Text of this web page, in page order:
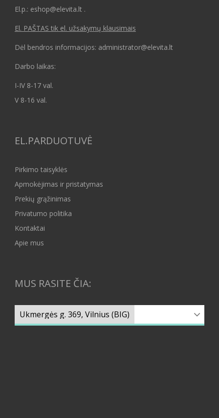
El.p.: eshop@elevita.lt .
El. PAŠTAS tik el. užsakymų klausimais
Dėl bendros informacijos: administrator@elevita.lt
Darbo laikas:
I-IV 8-17 val.
V 8-16 val.
EL.PARDUOTUVĖ
Pirkimo taisyklės
Apmokėjimas ir pristatymas
Prekių grąžinimas
Privatumo politika
Kontaktai
Apie mus
MUS RASITE ČIA: